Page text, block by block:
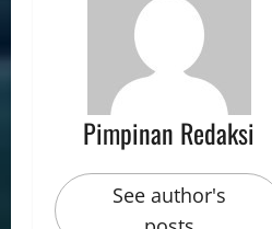
Pimpinan Redaksi
See author's